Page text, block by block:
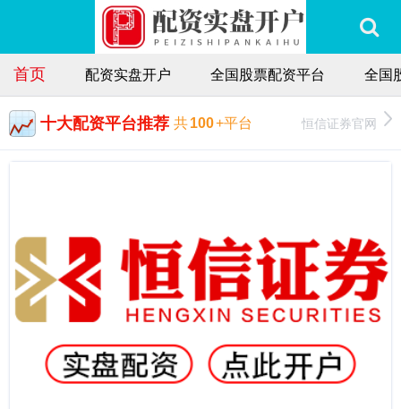
首页 配资实盘开户 全国股票配资平台 全国
十大配资平台推荐 共100+平台 恒信证券官网